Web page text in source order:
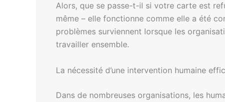
Alors, que se passe-t-il si votre carte est
même – elle fonctionne comme elle a été
problèmes surviennent lorsque les
travailler ensemble.
La nécessité d’une intervention humaine
Dans de nombreuses organisations, les